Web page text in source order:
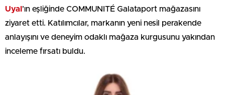
Uyal ’ın eşliğinde COMMUNITÉ Galataport mağazasını
ziyaret etti. Katılımcılar, markanın yeni nesil perakende
anlayışını ve deneyim odaklı mağaza kurgusunu yakından
inceleme fırsatı buldu.